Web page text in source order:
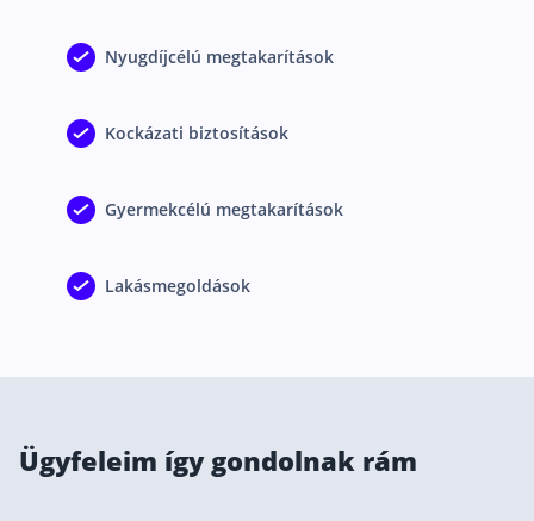
Csoportos életbiztosítás
Egészségbiztosítás cégeknek
Betegbiztosítás
Nyugdíjcélú megtakarítások
Kockázati biztosítások
Gyermekcélú megtakarítások
Lakásmegoldások
Ügyfeleim így gondolnak rám